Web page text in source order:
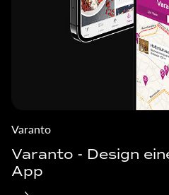
Varanto
Varanto - Design
App